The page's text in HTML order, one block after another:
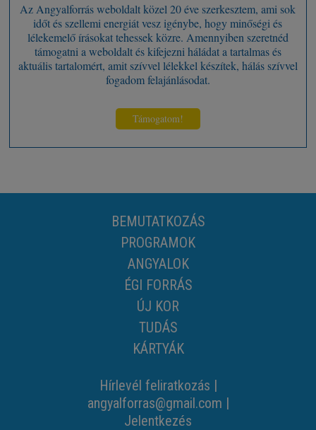
Az Angyalforrás weboldalt közel 20 éve szerkesztem, ami sok
időt és szellemi energiát vesz igénybe, hogy minőségi és
lélekemelő írásokat tehessek közre. Amennyiben szeretnéd
támogatni a weboldalt és kifejezni háládat a tartalmas és
aktuális tartalomért, amit szívvel lélekkel készítek, hálás szívvel
fogadom felajánlásodat.
Támogatom!
BEMUTATKOZÁS
PROGRAMOK
ANGYALOK
ÉGI FORRÁS
ÚJ KOR
TUDÁS
KÁRTYÁK
Hírlevél feliratkozás |
angyalforras@gmail.com |
Jelentkezés